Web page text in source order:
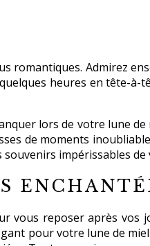
romantiques. Admirez
heures en tête-à-
lors de votre lune de
de moments
impérissables de
vous reposer après vos
pour votre lune de